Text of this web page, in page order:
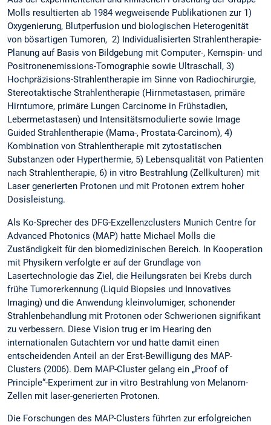
Molls resultierten ab 1984 wegweisende Publikationen zur 1)
Oxygenierung, Blutperfusion und biologischen Heterogenität
von bösartigen Tumoren, 2) Individualisierten Strahlentherapie-
Planung auf Basis von Bildgebung mit Computer-, Kernspin- und
Positronenemissions-Tomographie sowie Ultraschall, 3)
Hochpräzisions-Strahlentherapie im Sinne von Radiochirurgie,
Stereotaktische Strahlentherapie (Hirnmetastasen, primäre
Hirntumore, primäre Lungen Carcinome in Frühstadien,
Lebermetastasen) und Intensitätsmodulierte sowie Image
Guided Strahlentherapie (Mama-, Prostata-Carcinom), 4)
Kombination von Strahlentherapie mit zytostatischen
Substanzen oder Hyperthermie, 5) Lebensqualität von Patienten
nach Strahlentherapie, 6) in vitro Bestrahlung (Zellkulturen) mit
Laser generierten Protonen und mit Protonen extrem hoher
Dosisleistung.
Als Ko-Sprecher des DFG-Exzellenzclusters Munich Centre for
Advanced Photonics (MAP) hatte Michael Molls die
Zuständigkeit für den biomedizinischen Bereich. In Kooperation
mit Physikern verfolgte er auf der Grundlage von
Lasertechnologie das Ziel, die Heilungsraten bei Krebs durch
frühe Tumorerkennung (Liquid Biopsies und Innovatives
Imaging) und die Anwendung kleinvolumiger, schonender
Strahlenbehandlung mit Protonen oder Schwerionen signifikant
zu verbessern. Diese Vision trug er im Hearing den
internationalen Gutachtern vor und hatte damit einen
entscheidenden Anteil an der Erst-Bewilligung des MAP-
Clusters (2006). Dem MAP-Cluster gelang ein „Proof of
Principle“-Experiment zur in vitro Bestrahlung von Melanom-
Zellen mit laser-generierten Protonen.
Die Forschungen des MAP-Clusters führten zur erfolgreichen